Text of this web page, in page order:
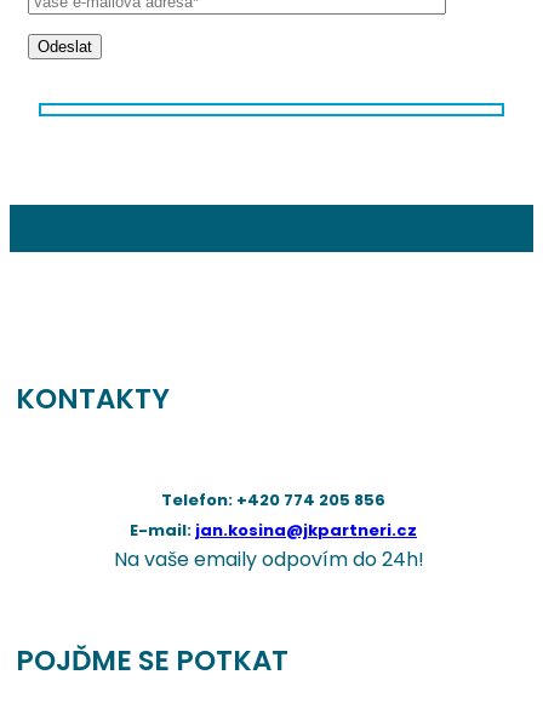
Odeslat
KONTAKTY
Telefon: +420 774 205 856
E-mail: jan.kosina@jkpartneri.cz
Na vaše emaily odpovím do 24h!
POJĎME SE POTKAT